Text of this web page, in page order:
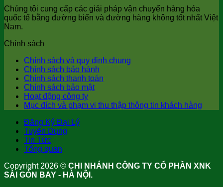
Chúng tôi cung cấp các giải pháp vận chuyển hàng hóa
quốc tế bằng đường biển và đường hàng không tốt nhất Việt
Nam.
Chính sách
Chính sách và quy định chung
Chính sách bảo hành
Chính sách thanh toán
Chính sách bảo mật
Hoạt động công ty
Mục đích và phạm vi thu thập thông tin khách hàng
Đăng Ký Đại Lý
Tuyển Dụng
Tin Tức
Tổng quan
Copyright 2026 © CHI NHÁNH CÔNG TY CỔ PHẦN XNK
SÀI GÒN BAY - HÀ NỘI.